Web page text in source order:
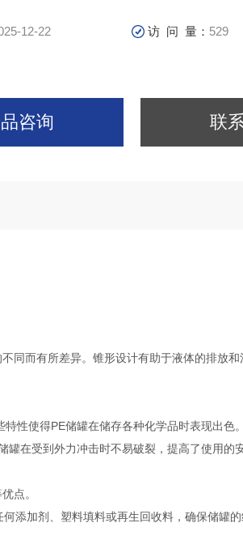
12-22 访 问 量： 529
咨询 联
同而有所差异。锥形设计有助于液体的排放
性使得PE储罐在储存各种化学品时表现出色。
在受到外力冲击时不易破裂，提高了使用的安
点。
添加剂、塑料填料或再生回收料，确保储罐的